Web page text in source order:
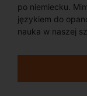
po niemiecku.
językiem do
nauka w naszej